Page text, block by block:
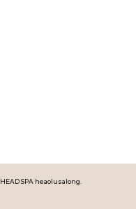
SPA heaolusalong.